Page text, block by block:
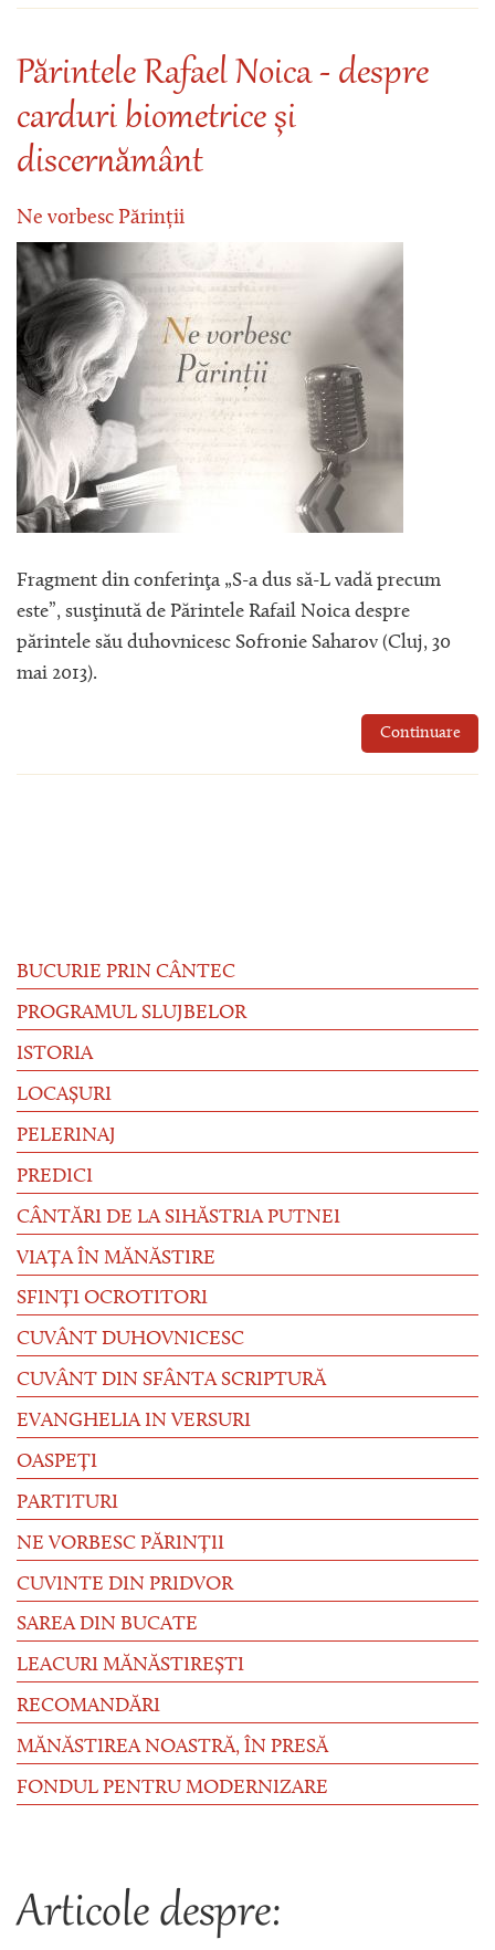
Părintele Rafael Noica - despre
carduri biometrice şi
discernământ
Ne vorbesc Părinții
Fragment din conferinţa „S-a dus să-L vadă precum
este”, susţinută de Părintele Rafail Noica despre
părintele său duhovnicesc Sofronie Saharov (Cluj, 30
mai 2013).
Continuare
BUCURIE PRIN CÂNTEC
PROGRAMUL SLUJBELOR
ISTORIA
LOCAȘURI
PELERINAJ
PREDICI
CÂNTĂRI DE LA SIHĂSTRIA PUTNEI
VIAȚA ÎN MĂNĂSTIRE
SFINȚI OCROTITORI
CUVÂNT DUHOVNICESC
CUVÂNT DIN SFÂNTA SCRIPTURĂ
EVANGHELIA IN VERSURI
OASPEȚI
PARTITURI
NE VORBESC PĂRINȚII
CUVINTE DIN PRIDVOR
SAREA DIN BUCATE
LEACURI MĂNĂSTIREȘTI
RECOMANDĂRI
MĂNĂSTIREA NOASTRĂ, ÎN PRESĂ
FONDUL PENTRU MODERNIZARE
Articole despre: